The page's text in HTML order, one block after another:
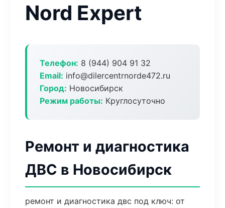
Nord Expert
Телефон: 8 (944) 904 91 32
Email: info@dilercentrnorde472.ru
Город: Новосибирск
Режим работы: Круглосуточно
Ремонт и диагностика
ДВС в Новосибирск
ремонт и диагностика двс под ключ: от